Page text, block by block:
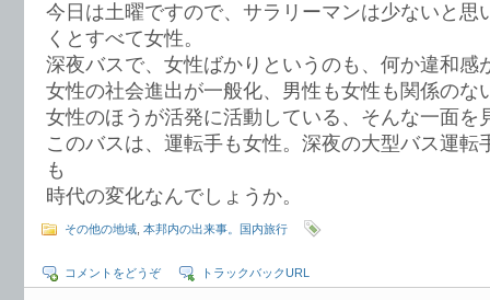
今日は土曜ですので、サラリーマンは少ないと思
くとすべて女性。
深夜バスで、女性ばかりというのも、何か違和感
女性の社会進出が一般化、男性も女性も関係のな
女性のほうが活発に活動している、そんな一面を
このバスは、運転手も女性。深夜の大型バス運転
も
時代の変化なんでしょうか。
その他の地域 本邦内の出来事。国内旅行
コメントをどうぞ トラックバックURL